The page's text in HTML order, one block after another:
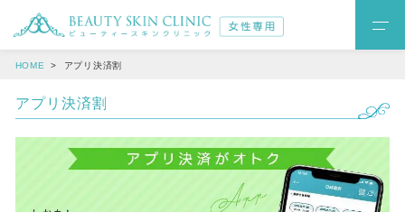
HOME アプリ決済割
アプリ決済割